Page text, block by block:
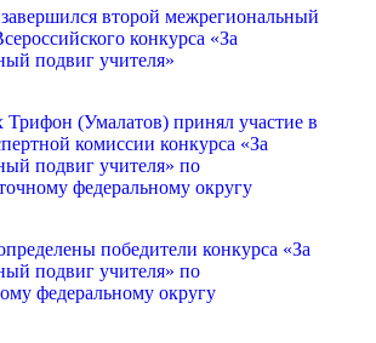
второй межрегиональный
конкурса «За
подвиг учителя»
(Умалатов) принял участие в
комиссии конкурса «За
подвиг учителя» по
федеральному округу
победители конкурса «За
подвиг учителя» по
федеральному округу